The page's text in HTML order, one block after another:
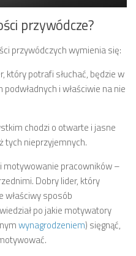
przywódcze?
przywódczych wymienia się:
który potrafi słuchać, będzie w
i właściwie na nie
chodzi o otwarte i jasne
tych nieprzyjemnych.
motywowanie pracowników –
Dobry lider, który
właściwy sposób
po jakie motywatory
wynagrodzeniem) sięgnąć,